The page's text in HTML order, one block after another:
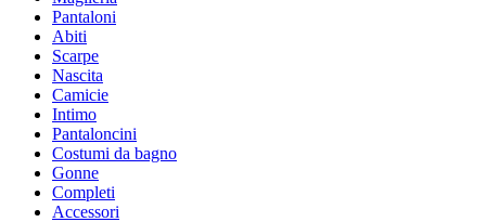
Pantaloni
Abiti
Scarpe
Nascita
Camicie
Intimo
Pantaloncini
Costumi da bagno
Gonne
Completi
Accessori